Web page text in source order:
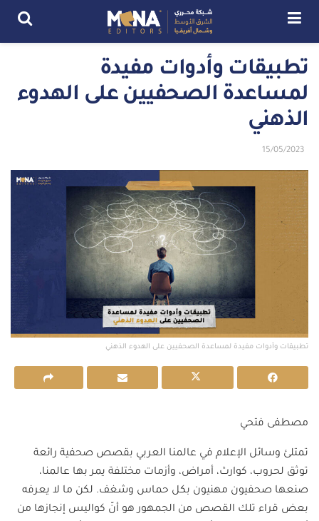
تطبيقات وأدوات مفيدة
لمساعدة الصحفيين على الهدوء
الذهني
15/05/2023
تطبيقات وأدوات مفيدة لمساعدة الصحفيين على الهدوء الذهني
مصطفى فتحي
تمتلئ وسائل الإعلام في عالمنا العربي بقصص صحفية رائعة
توثق لحروب، كوارث، أمراض، وأزمات مختلفة يمر بها عالمنا،
صنعها صحفيون مهنيون بكل حماس وشغف. لكن ما لا يعرفه
بعض قراء تلك القصص من الجمهور هو أنّ كواليس إنجازها من